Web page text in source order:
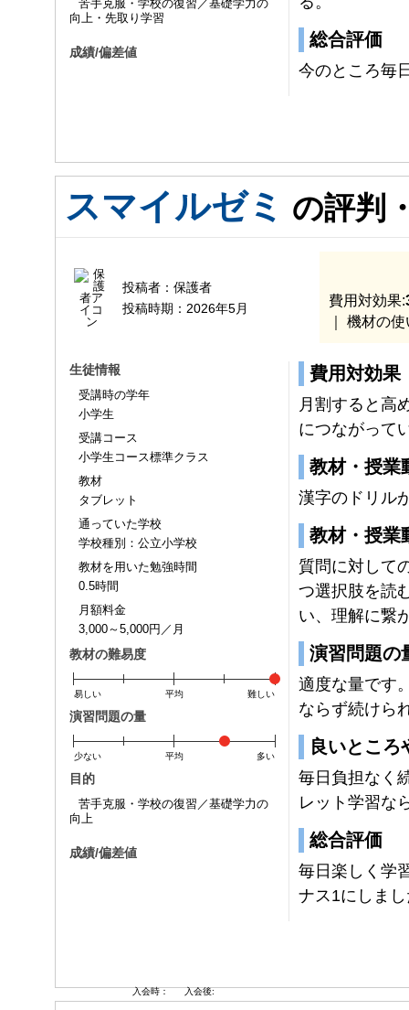
苦手克服・学校の復習／基礎学力の
向上・先取り学習
成績/偏差値
入会時：
総合評価
今のところ毎
スマイルゼミ の評判
投稿者： 保護者
投稿時期： 2026年5月 費用対効果:
｜ 機材の
生徒情報
受講時の学年
小学生
受講コース
小学生コース標準クラス
教材
タブレット
通っていた学校
学校種別：公立小学校
教材を用いた勉強時間
0.5時間
月額料金
3,000～5,000円／月
教材の難易度
易しい 平均 難しい
演習問題の量
少ない 平均 多い
目的
苦手克服・学校の復習／基礎学力の
向上
成績/偏差値
入会時： 入会後:
費用対効果
月割すると高
につながって
教材・授業
漢字のドリル
教材・授業
質問に対して
つ選択肢を読
い、理解に繋
演習問題の
適度な量です
ならず続けら
良いところ
毎日負担なく
レット学習な
総合評価
毎日楽しく学
ナス1にしま